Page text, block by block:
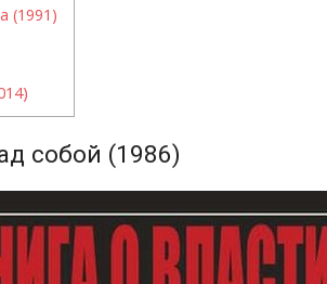
(1991)
собой (1986)